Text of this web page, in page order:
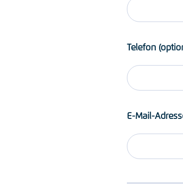
Telefon
E-Mail-